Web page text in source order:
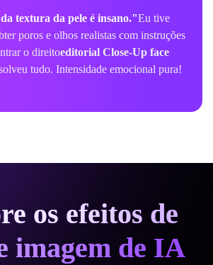
textura da pele é insano."Eu tive
poros e olhos realistas com instruções
o direitoeditorial Close-Up face
tudo. Intensidade emocional pura!
os efeitos de
imagem de IA